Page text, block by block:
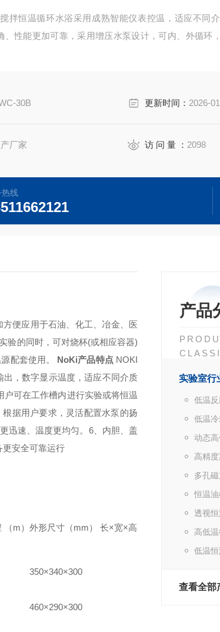
拌恒温循环水浴采用成熟智能仪表控温，适应不同
、性能更加可靠，采用增压水泵设计，可内、外循环
30B 更新时间： 2026-
厂家 访 问 量 ： 2098
热线
产品
实验室行
低温
低温
动态
高精
多孔
恒温
透视
高低
低温
查看全部
便应用于石油、化工、冶金、医
验的同时，可对烧杯(或相应容器)
配套使用。 NoKi产品特点 NOKI
，数字显示温度，适应不同介质
户可在工作槽内进行实验或将恒温
根据用户要求，灵活配置水泵的扬
迅速、温度更均匀。 6、内胆、盖
更安全可靠运行
（m） 外形尺寸（mm） 长×宽×高
350×340×300
460×290×300